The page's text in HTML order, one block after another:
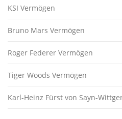
KSI Vermögen
Bruno Mars Vermögen
Roger Federer Vermögen
Tiger Woods Vermögen
Karl-Heinz Fürst von Sayn-